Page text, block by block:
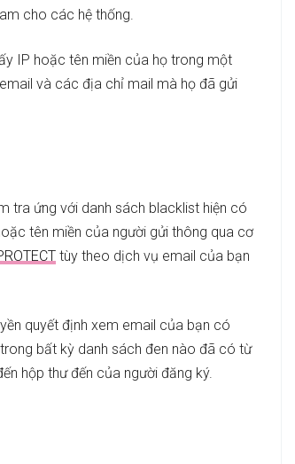
cho các hệ thống.
IP hoặc tên miền của họ trong một
và các địa chỉ mail mà họ đã gửi
tra ứng với danh sách blacklist hiện có
tên miền của người gửi thông qua cơ
tùy theo dịch vụ email của bạn
quyết định xem email của bạn có
bất kỳ danh sách đen nào đã có từ
hộp thư đến của người đăng ký.